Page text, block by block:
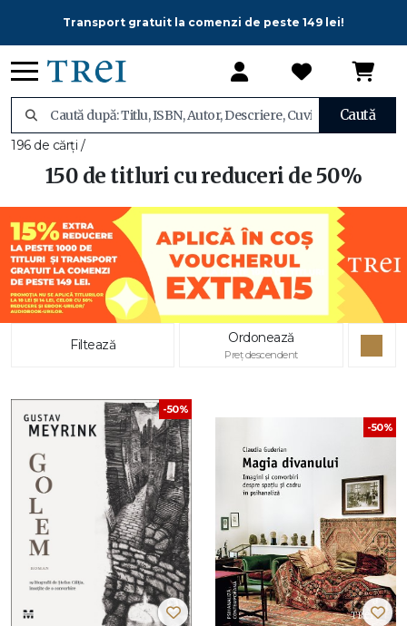
Transport gratuit la comenzi de peste 149 lei!
Caută
196 de cărți /
150 de titluri cu reduceri de 50%
Filtează Ordonează
Preț descendent
-50%
-50%